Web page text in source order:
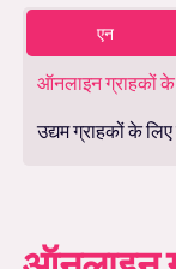
एन
ऑनलाइन ग्राहकों के
उद्यम ग्राहकों के लिए